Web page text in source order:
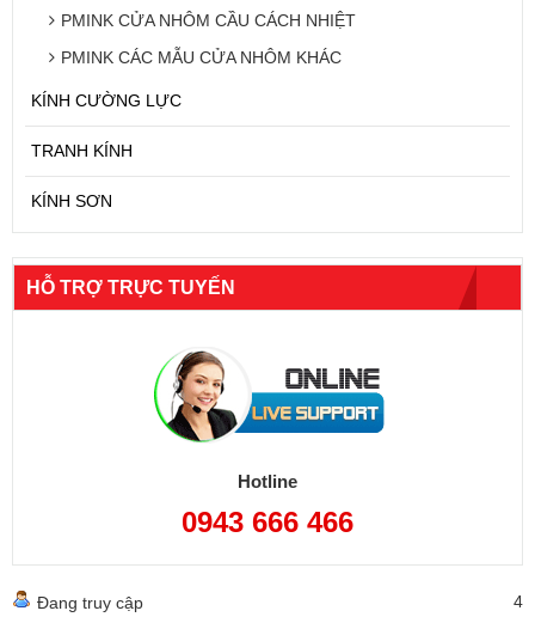
PMINK CỬA NHÔM CẦU CÁCH NHIỆT
PMINK CÁC MẪU CỬA NHÔM KHÁC
KÍNH CƯỜNG LỰC
TRANH KÍNH
KÍNH SƠN
HỖ TRỢ TRỰC TUYẾN
Hotline
0943 666 466
Đang truy cập
4